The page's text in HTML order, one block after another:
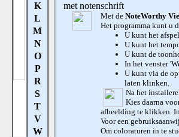
K
L
M
N
O
P
R
S
T
V
W
met notenschrift
Met de NoteWorthy
Het programma kunt u
U kunt het
U kunt het
U kunt de
In het venster
U kunt via de
laten klinken.
Na het
Kies daarna
afbeelding te klikken.
Voor een
Om coloraturen in te